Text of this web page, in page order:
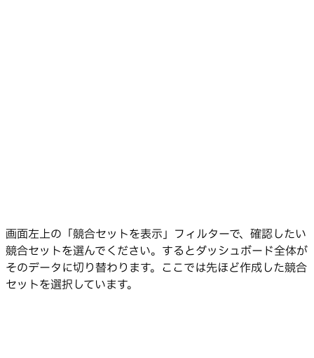
画面左上の「競合セットを表示」フィルターで、確認したい
競合セットを選んでください。するとダッシュボード全体が
そのデータに切り替わります。ここでは先ほど作成した競合
セットを選択しています。